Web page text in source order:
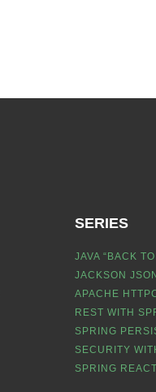
SERIES
JAVA “BACK
JACKSON
APACHE
REST WITH
SPRING
SECURITY
SPRING